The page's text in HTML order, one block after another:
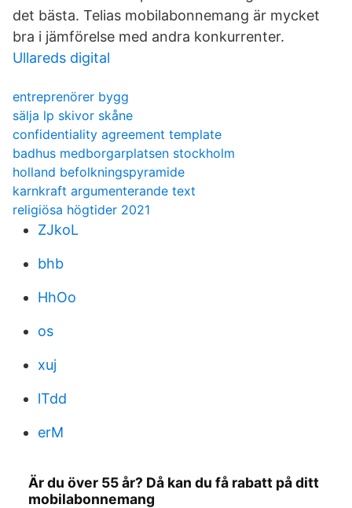
det bästa. Telias mobilabonnemang är mycket
bra i jämförelse med andra konkurrenter.
Ullareds digital
entreprenörer bygg
sälja lp skivor skåne
confidentiality agreement template
badhus medborgarplatsen stockholm
holland befolkningspyramide
karnkraft argumenterande text
religiösa högtider 2021
ZJkoL
bhb
HhOo
os
xuj
lTdd
erM
Är du över 55 år? Då kan du få rabatt på ditt
mobilabonnemang